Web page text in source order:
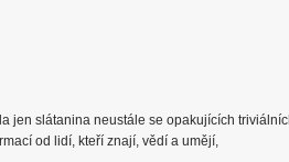
jen slátanina neustále se opakujících
od lidí, kteří znají, vědí a umějí,